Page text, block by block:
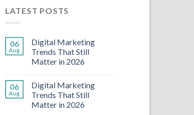
LATEST POSTS
06
Aug
Digital Marketing
Trends That Still
Matter in 2026
06
Aug
Digital Marketing
Trends That Still
Matter in 2026